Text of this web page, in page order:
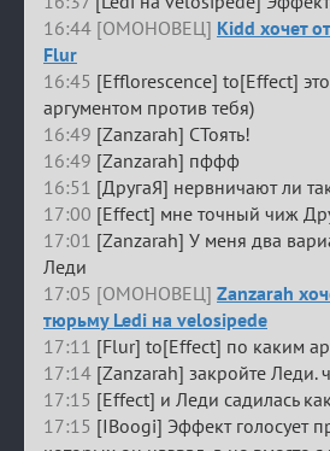
16:44 [ОМОНОВЕЦ] Kidd хочет
Flur
16:45 [Efflorescence] to[Effect]
аргументом против тебя)
16:49 [Zanzarah] СТоять!
16:49 [Zanzarah] пффф
16:51 [ДругаЯ] нервничают ли
17:00 [Effect] мне точный чиж
17:01 [Zanzarah] У меня два
Леди
17:05 [ОМОНОВЕЦ] Zanzarah
тюрьму Ledi на velosipede
17:11 [Flur] to[Effect] по каким
17:14 [Zanzarah] закройте Леди.
17:15 [Effect] и Леди садилась
17:15 [IBoogi] Эффект голосует